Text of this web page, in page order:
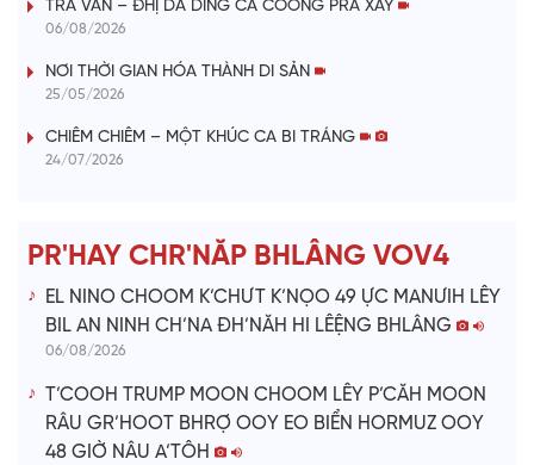
V
i
e
o
TRÀ VÂN – ĐHỊ DA DING CA COONG PRÁ XAY
06/08/2026
NƠI THỜI GIAN HÓA THÀNH DI SẢN
25/05/2026
CHIÊM CHIÊM – MỘT KHÚC CA BI TRÁNG
24/07/2026
PR'HAY CHR'NĂP BHLÂNG VOV4
EL NINO CHOOM K’CHƯT K’NỌO 49 ỰC MANƯIH LÊY
BIL AN NINH CH’NA ĐH’NĂH HI LÊỆNG BHLÂNG
06/08/2026
T’COOH TRUMP MOON CHOOM LÊY P’CĂH MOON
RÂU GR’HOOT BHRỢ OOY EO BIỂN HORMUZ OOY
48 GIỜ NÂU A’TÔH